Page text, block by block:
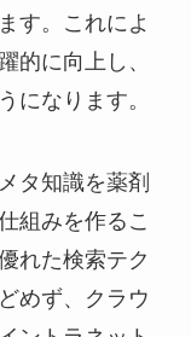
す。これによ
的に向上し、
になります。
タ知識を薬剤
組みを作るこ
れた検索テク
めず、クラウ